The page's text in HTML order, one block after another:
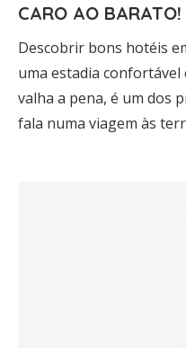
CARO AO BARATO!
Descobrir bons hotéis
uma estadia
valha a pena, é um dos
fala numa viagem às